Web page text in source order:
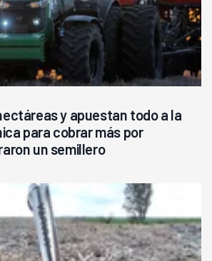
y apuestan todo a la
para cobrar más por
un semillero